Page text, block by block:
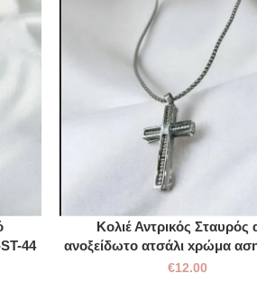
44
Κολιέ Αντρικός Σταυρός
ανοξείδωτο ατσάλι xρώμα
€12.00